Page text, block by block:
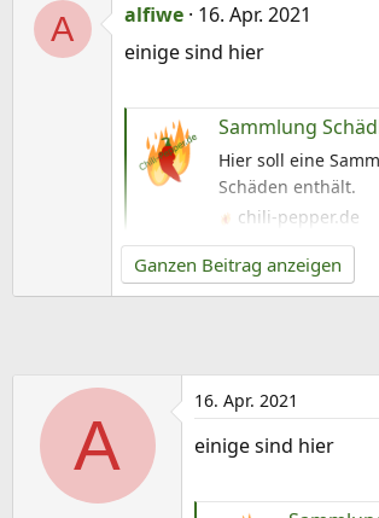
A alfiwe 16. Apr. 2021
einige sind hier
Sammlung
Hier soll eine
Schäden enthält.
chili-pepper.de
Ganzen Beitrag anzeigen
A
16. Apr. 2021
einige sind hier